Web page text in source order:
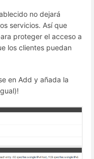
no dejará
servicios. Así que
proteger el acceso a
los clientes puedan
en Add y añada la